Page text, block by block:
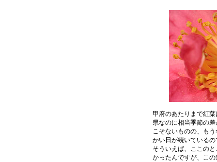
甲府のあたりまで紅
県なのに相当季節の
こそないものの、も
かい日が続いている
そういえば、ここの
かったんですが、こ